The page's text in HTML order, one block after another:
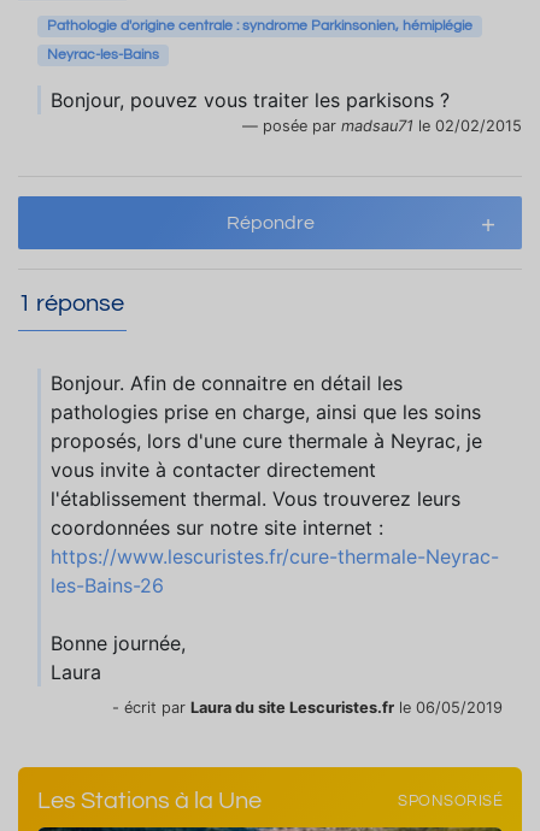
Pathologie d'origine centrale : syndrome Parkinsonien, hémiplégie
Neyrac-les-Bains
Bonjour, pouvez vous traiter les parkisons ?
posée par madsau71 le 02/02/2015
Répondre
1 réponse
Bonjour. Afin de connaitre en détail les
pathologies prise en charge, ainsi que les soins
proposés, lors d'une cure thermale à Neyrac, je
vous invite à contacter directement
l'établissement thermal. Vous trouverez leurs
coordonnées sur notre site internet :
https://www.lescuristes.fr/cure-thermale-Neyrac-
les-Bains-26
Bonne journée,
Laura
- écrit par Laura du site Lescuristes.fr le 06/05/2019
Les Stations à la Une SPONSORISÉ